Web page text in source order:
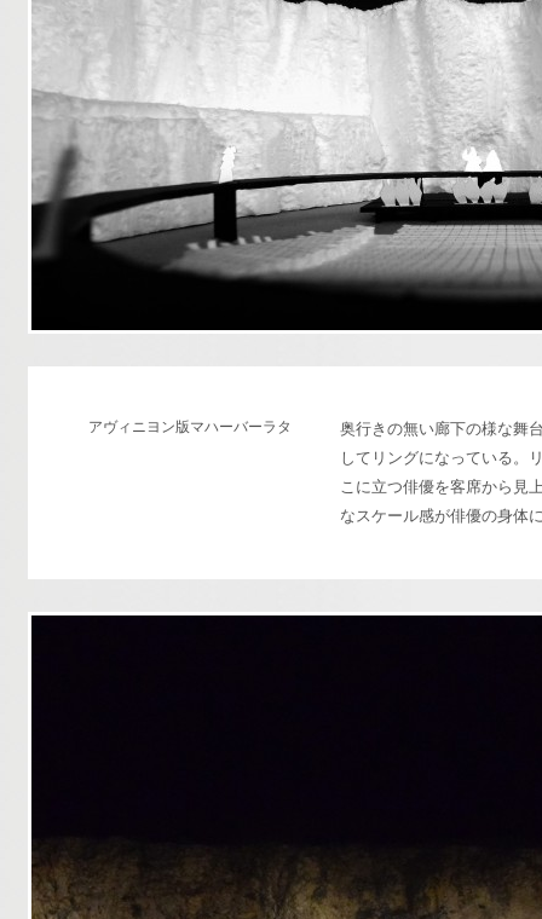
アヴィニヨン版マハーバーラタ
奥行きの無い廊下の様な舞
してリングになっている。
こに立つ俳優を客席から見
なスケール感が俳優の身体